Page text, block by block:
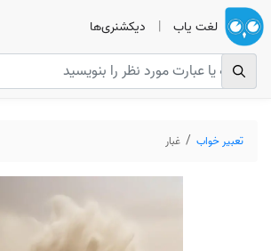
لغت یاب | دیکشنری‌ها
تعبیر خواب غبار